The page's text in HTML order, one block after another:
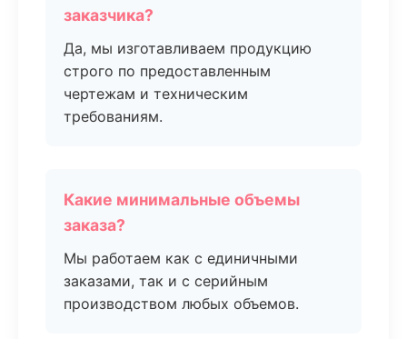
заказчика?
Да, мы изготавливаем продукцию
строго по предоставленным
чертежам и техническим
требованиям.
Какие минимальные объемы
заказа?
Мы работаем как с единичными
заказами, так и с серийным
производством любых объемов.